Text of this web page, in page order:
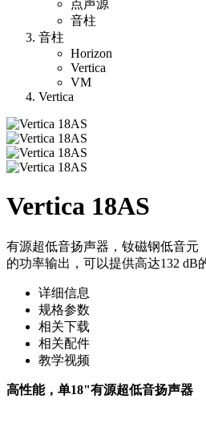
点声源
音柱
音柱
Horizon
Vertica
VM
Vertica
Vertica 18AS
有源超低音扬声器，钕磁钢低音元
的功率输出，可以提供高达132 dB
详细信息
规格参数
相关下载
相关配件
教学视频
高性能，单18"有源超低音扬声器